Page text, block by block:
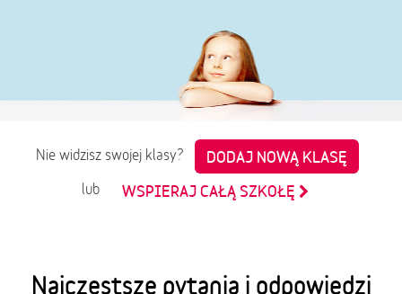
Nie widzisz swojej klasy?
DODAJ NOWĄ KLASĘ
lub
WSPIERAJ CAŁĄ SZKOŁĘ
Najczęstsze pytania i odpowiedzi